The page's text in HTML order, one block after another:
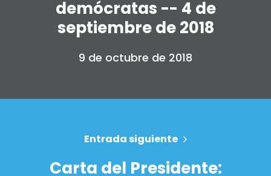
demócratas -- 4 de
septiembre de 2018
9 de octubre de 2018
Entrada siguiente
Carta del Presidente: